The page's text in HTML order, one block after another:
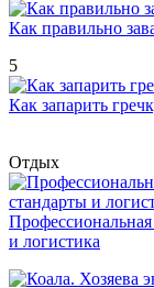
Как правильно
5
Как запарить
Отдых
и логистика